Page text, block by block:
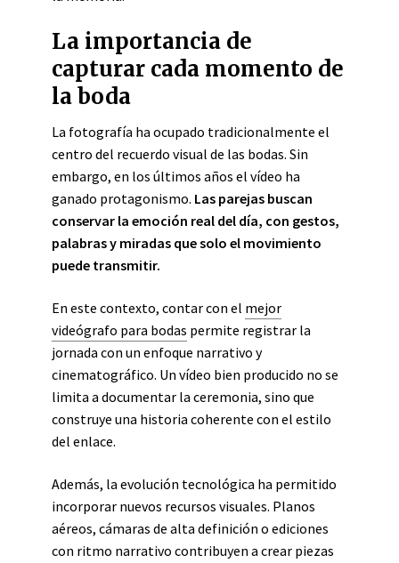
La importancia de
capturar cada momento de
la boda
La fotografía ha ocupado tradicionalmente el
centro del recuerdo visual de las bodas. Sin
embargo, en los últimos años el vídeo ha
ganado protagonismo. Las parejas buscan
conservar la emoción real del día, con gestos,
palabras y miradas que solo el movimiento
puede transmitir.
En este contexto, contar con el mejor
videógrafo para bodas permite registrar la
jornada con un enfoque narrativo y
cinematográfico. Un vídeo bien producido no se
limita a documentar la ceremonia, sino que
construye una historia coherente con el estilo
del enlace.
Además, la evolución tecnológica ha permitido
incorporar nuevos recursos visuales. Planos
aéreos, cámaras de alta definición o ediciones
con ritmo narrativo contribuyen a crear piezas